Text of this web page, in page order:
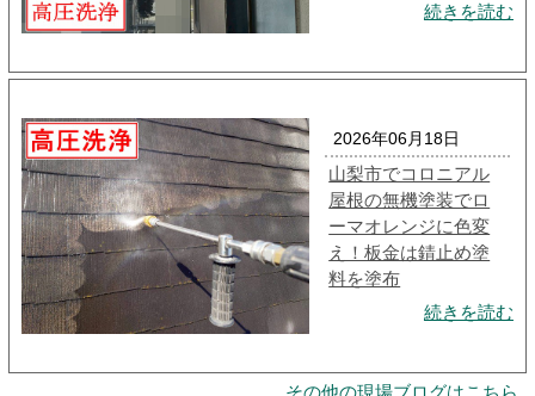
続きを読む
2026年06月18日
山梨市でコロニアル
屋根の無機塗装でロ
ーマオレンジに色変
え！板金は錆止め塗
料を塗布
続きを読む
その他の現場ブログはこちら